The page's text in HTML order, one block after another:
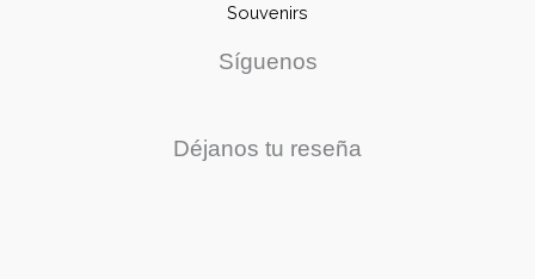
Souvenirs
Síguenos
Déjanos tu reseña